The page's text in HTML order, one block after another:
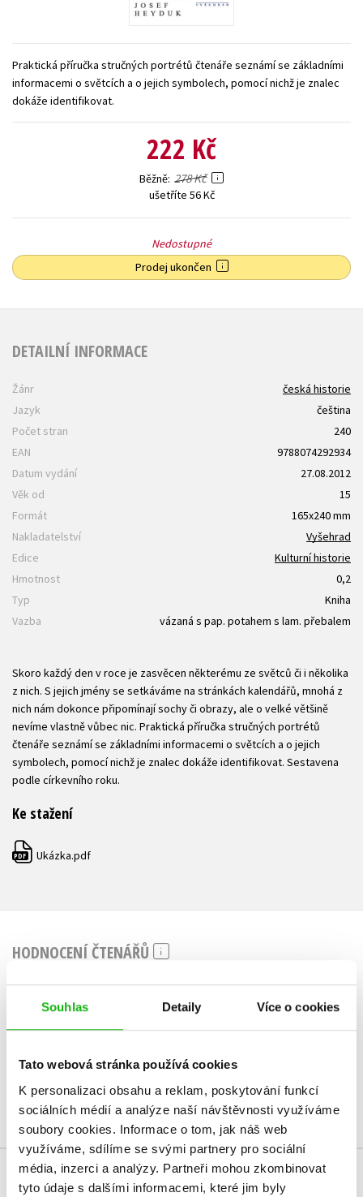
Souhlas Detaily Více o cookies
Tato webová stránka používá cookies
K personalizaci obsahu a reklam, poskytování funkcí
sociálních médií a analýze naší návštěvnosti využíváme
soubory cookies. Informace o tom, jak náš web
využíváme, sdílíme se svými partnery pro sociální
média, inzerci a analýzy. Partneři mohou zkombinovat
tyto údaje s dalšími informacemi, které jim byly
Všechny tituly
Praktická příručka stručných portrétů čtenáře seznámí se základními
informacemi o světcích a o jejich symbolech, pomocí nichž je znalec
dokáže identifikovat.
222 Kč
Běžně 278 Kč
ušetříte 56 Kč
Nedostupné
Prodej ukončen
DETAILNÍ INFORMACE
Žánr
česká historie
Jazyk
čeština
Počet stran
240
EAN
9788074292934
Datum vydání
27.08.2012
Věk od
15
Formát
165x240 mm
Nakladatelství
Vyšehrad
Edice
Kulturní historie
Hmotnost
0,2
Typ
Kniha
Vazba
vázaná s pap. potahem s lam. přebalem
Skoro každý den v roce je zasvěcen některému ze světců či i několika
z nich. S jejich jmény se setkáváme na stránkách kalendářů, mnohá z
nich nám dokonce připomínají sochy či obrazy, ale o velké většině
nevíme vlastně vůbec nic. Praktická příručka stručných portrétů
čtenáře seznámí se základními informacemi o světcích a o jejich
symbolech, pomocí nichž je znalec dokáže identifikovat. Sestavena
podle církevního roku.
Ke stažení
PDF Ukázka.pdf
HODNOCENÍ ČTENÁŘŮ
V současné době nejsou vytvořena žádná uživatelská hodnocení.
Vaše hodnocení
Uživatelskou recenzi mohou vkládat pouze registrovaní uživatelé
Přihlásit
MOHLO BY VÁS TAKÉ ZAJÍMAT